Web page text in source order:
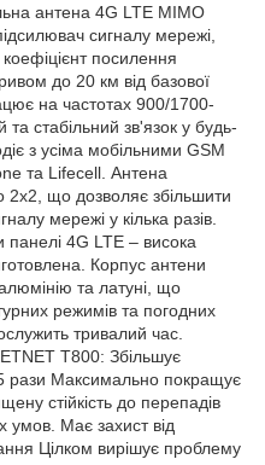
антена 4G LTE MIMO
сигналу мережі,
посилення
до 20 км від базової
на частотах 900/1700-
стабільний зв'язок у будь-
з усіма мобільними GSM
та Lifecell. Антена
2x2, що дозволяє збільшити
мережі у кілька разів.
4G LTE – висока
Корпус антени
та латуні, що
режимів та погодних
тривалий час.
T800: Збільшує
рази Максимально покращує
стійкість до перепадів
умов. Має захист від
Цілком вирішує проблему